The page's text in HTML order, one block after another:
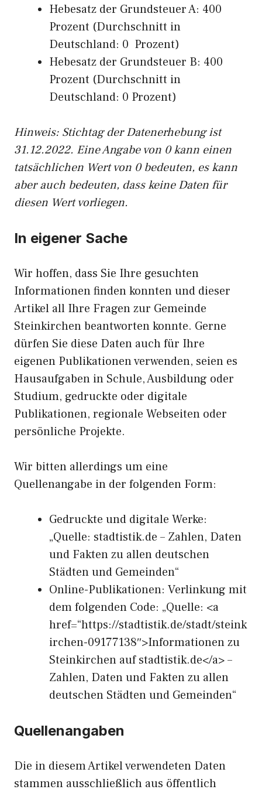
Hebesatz der Grundsteuer A: 400
Prozent (Durchschnitt in
Deutschland: 0 Prozent)
Hebesatz der Grundsteuer B: 400
Prozent (Durchschnitt in
Deutschland: 0 Prozent)
Hinweis: Stichtag der Datenerhebung ist
31.12.2022. Eine Angabe von 0 kann einen
tatsächlichen Wert von 0 bedeuten, es kann
aber auch bedeuten, dass keine Daten für
diesen Wert vorliegen.
In eigener Sache
Wir hoffen, dass Sie Ihre gesuchten
Informationen finden konnten und dieser
Artikel all Ihre Fragen zur Gemeinde
Steinkirchen beantworten konnte. Gerne
dürfen Sie diese Daten auch für Ihre
eigenen Publikationen verwenden, seien es
Hausaufgaben in Schule, Ausbildung oder
Studium, gedruckte oder digitale
Publikationen, regionale Webseiten oder
persönliche Projekte.
Wir bitten allerdings um eine
Quellenangabe in der folgenden Form:
Gedruckte und digitale Werke:
„Quelle: stadtistik.de – Zahlen, Daten
und Fakten zu allen deutschen
Städten und Gemeinden“
Online-Publikationen: Verlinkung mit
dem folgenden Code: „Quelle: <a
href=“https://stadtistik.de/stadt/steink
irchen-09177138″>Informationen zu
Steinkirchen auf stadtistik.de</a> –
Zahlen, Daten und Fakten zu allen
deutschen Städten und Gemeinden“
Quellenangaben
Die in diesem Artikel verwendeten Daten
stammen ausschließlich aus öffentlich